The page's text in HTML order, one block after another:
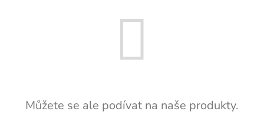
Můžete se ale podívat na naše produkty.